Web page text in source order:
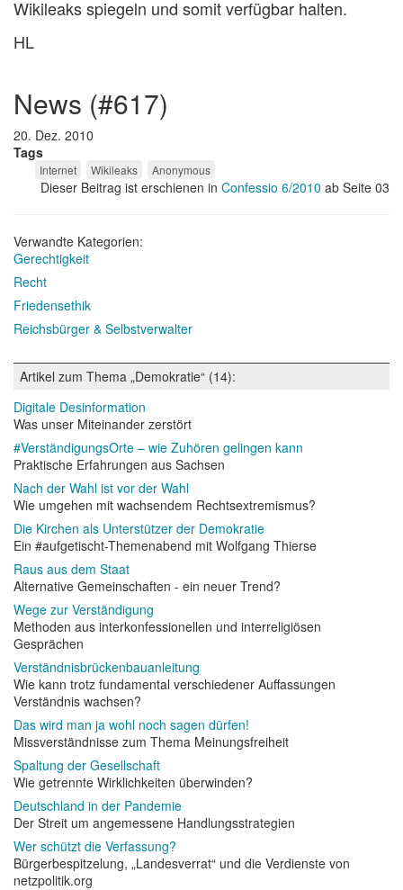
Wikileaks spiegeln und somit verfügbar halten.
HL
news (#617)
20. Dez. 2010
Tags
Internet Wikileaks Anonymous
Dieser Beitrag ist erschienen in Confessio 6/2010 ab Seite 03
Verwandte Kategorien:
Gerechtigkeit
Recht
Friedensethik
Reichsbürger & Selbstverwalter
Artikel zum Thema „Demokratie“ (14):
Digitale Desinformation
Was unser Miteinander zerstört
#VerständigungsOrte – wie Zuhören gelingen kann
Praktische Erfahrungen aus Sachsen
Nach der Wahl ist vor der Wahl
Wie umgehen mit wachsendem Rechtsextremismus?
Die Kirchen als Unterstützer der Demokratie
Ein #aufgetischt-Themenabend mit Wolfgang Thierse
Raus aus dem Staat
Alternative Gemeinschaften - ein neuer Trend?
Wege zur Verständigung
Methoden aus interkonfessionellen und interreligiösen
Gesprächen
Verständnisbrückenbauanleitung
Wie kann trotz fundamental verschiedener Auffassungen
Verständnis wachsen?
Das wird man ja wohl noch sagen dürfen!
Missverständnisse zum Thema Meinungsfreiheit
Spaltung der Gesellschaft
Wie getrennte Wirklichkeiten überwinden?
Deutschland in der Pandemie
Der Streit um angemessene Handlungsstrategien
Wer schützt die Verfassung?
Bürgerbespitzelung, „Landesverrat“ und die Verdienste von
netzpolitik.org